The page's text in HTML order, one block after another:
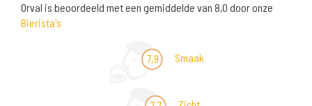
Orval is beoordeeld met een gemiddelde van 8,0 door onze
Bierista's
7,9 Smaak